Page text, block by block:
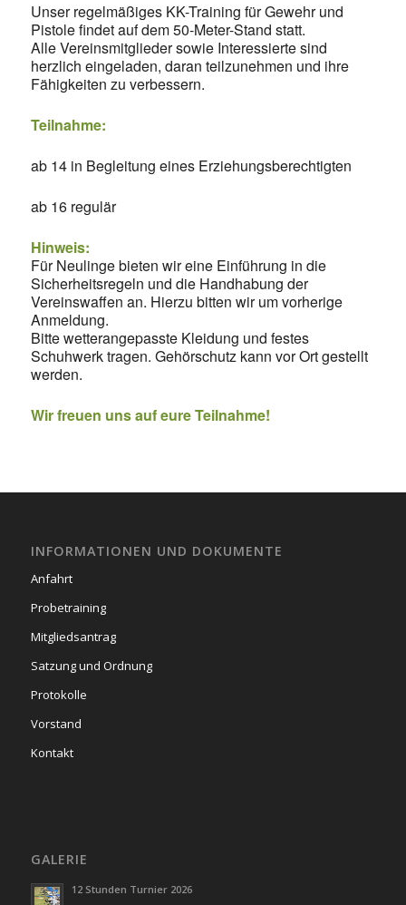
Unser regelmäßiges KK-Training für Gewehr und
Pistole findet auf dem 50-Meter-Stand statt.
Alle Vereinsmitglieder sowie Interessierte sind
herzlich eingeladen, daran teilzunehmen und ihre
Fähigkeiten zu verbessern.
Teilnahme:
ab 14 in Begleitung eines Erziehungsberechtigten
ab 16 regulär
Hinweis:
Für Neulinge bieten wir eine Einführung in die
Sicherheitsregeln und die Handhabung der
Vereinswaffen an. Hierzu bitten wir um vorherige
Anmeldung.
Bitte wetterangepasste Kleidung und festes
Schuhwerk tragen. Gehörschutz kann vor Ort gestellt
werden.
Wir freuen uns auf eure Teilnahme!
INFORMATIONEN UND DOKUMENTE
Anfahrt
Probetraining
Mitgliedsantrag
Satzung und Ordnung
Protokolle
Vorstand
Kontakt
GALERIE
12 Stunden Turnier 2026